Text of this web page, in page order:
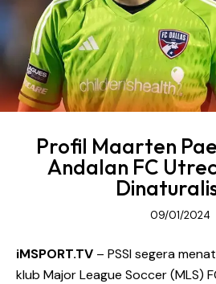
Profil Maarten
Andalan FC
09/01/2024
iMSPORT.TV – PSSI segera
klub Major League Soccer (MLS)